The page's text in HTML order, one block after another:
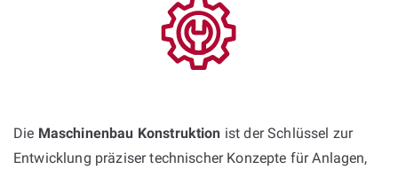
Die Maschinenbau Konstruktion ist der Schlüssel zur
Entwicklung präziser technischer Konzepte für Anlagen,